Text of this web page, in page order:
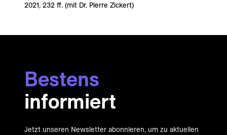
2021, 232 ff. (mit Dr. Pierre Zickert)
Bestens
informiert
Jetzt unseren Newsletter abonnieren, um zu aktuellen